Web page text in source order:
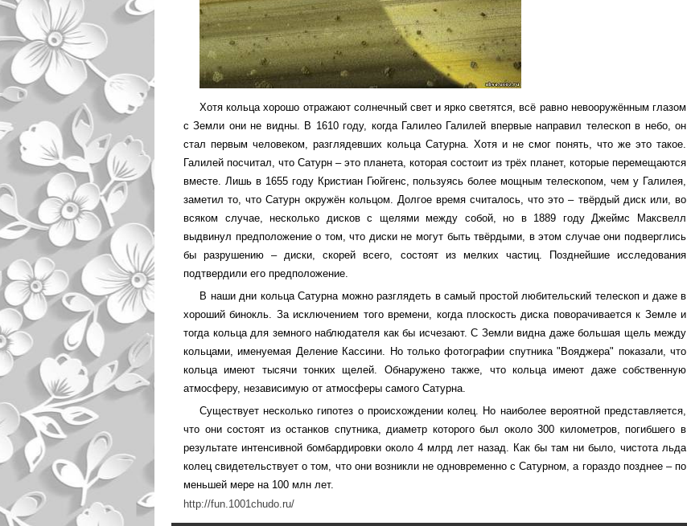
Хотя кольца хорошо отражают солнечный свет и ярко светятся, всё равно невооружённым глазом
с Земли они не видны. В 1610 году, когда Галилео Галилей впервые направил телескоп в небо, он
стал первым человеком, разглядевших кольца Сатурна. Хотя и не смог понять, что же это такое.
Галилей посчитал, что Сатурн – это планета, которая состоит из трёх планет, которые перемещаются
вместе. Лишь в 1655 году Кристиан Гюйгенс, пользуясь более мощным телескопом, чем у Галилея,
заметил то, что Сатурн окружён кольцом. Долгое время считалось, что это – твёрдый диск или, во
всяком случае, несколько дисков с щелями между собой, но в 1889 году Джеймс Максвелл
выдвинул предположение о том, что диски не могут быть твёрдыми, в этом случае они подверглись
бы разрушению – диски, скорей всего, состоят из мелких частиц. Позднейшие исследования
подтвердили его предположение.
В наши дни кольца Сатурна можно разглядеть в самый простой любительский телескоп и даже в
хороший бинокль. За исключением того времени, когда плоскость диска поворачивается к Земле и
тогда кольца для земного наблюдателя как бы исчезают. С Земли видна даже большая щель между
кольцами, именуемая Деление Кассини. Но только фотографии спутника "Вояджера" показали, что
кольца имеют тысячи тонких щелей. Обнаружено также, что кольца имеют даже собственную
атмосферу, независимую от атмосферы самого Сатурна.
Существует несколько гипотез о происхождении колец. Но наиболее вероятной представляется,
что они состоят из останков спутника, диаметр которого был около 300 километров, погибшего в
результате интенсивной бомбардировки около 4 млрд лет назад. Как бы там ни было, чистота льда
колец свидетельствует о том, что они возникли не одновременно с Сатурном, а гораздо позднее – по
меньшей мере на 100 млн лет.
http://fun.1001chudo.ru/